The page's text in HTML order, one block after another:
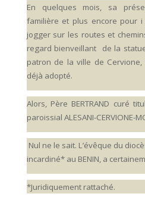
En quelques mois, sa
familière et plus encore pour
jogger sur les routes et
regard bienveillant de la statue
patron de la ville de Cervione,
déjà adopté.
Alors, Père BERTRAND curé
paroissial ALESANI-CERVIONE-
Nul ne le sait. L’évêque du
incardiné* au BENIN, a
*Juridiquement rattaché.